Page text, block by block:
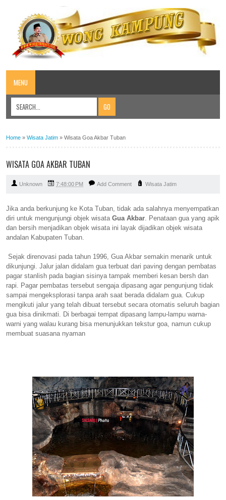
MENU
Home » Wisata Jatim » Wisata Goa Akbar Tuban
WISATA GOA AKBAR TUBAN
Unknown 7:48:00 PM Add Comment Wisata Jatim
Jika anda berkunjung ke Kota Tuban, tidak adasalahnya menyempatkan
diri untuk mengunjungi objek wisata Gua Akbar. Penataan gua yang apik
dan bersih menjadikan objek wisata ini layak dijadikan objek wisata
andalan Kabupaten Tuban.
Sejak direnovasi pada tahun 1996, Gua Akbar semakin menarik untuk
dikunjungi. Jalur jalan didalam gua terbuat dari paving dengan pembatas
pagar stanlish pada bagian sisinya tampak memberi kesan bersh dan
rapi. Pagar pembatas tersebut sengaja dipasang agar pengunjung tidak
sampai mengeksplorasi tanpa arah saat berada didalam gua. Cukup
mengikuti jalur yang telah dibuat tersebut secara otomatis seluruh bagian
gua bisa dinikmati. Di berbagai tempat dipasang lampu-lampu warna-
warni yang walau kurang bisa menunjukkan tekstur goa, namun cukup
membuat suasana nyaman